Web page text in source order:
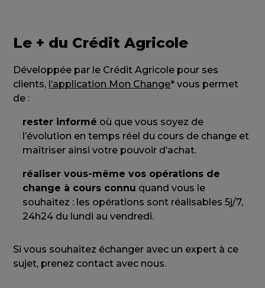
Le + du Crédit Agricole
Développée par le Crédit Agricole pour ses
clients, l’application Mon Change* vous permet
de :
rester informé où que vous soyez de
l’évolution en temps réel du cours de change et
maîtriser ainsi votre pouvoir d’achat.
réaliser vous-même vos opérations de
change à cours connu quand vous le
souhaitez : les opérations sont réalisables 5j/7,
24h24 du lundi au vendredi.
Si vous souhaitez échanger avec un expert à ce
sujet, prenez contact avec nous.